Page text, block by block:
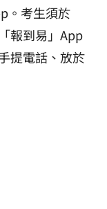
。考生須於
報到易」App
提電話、放於